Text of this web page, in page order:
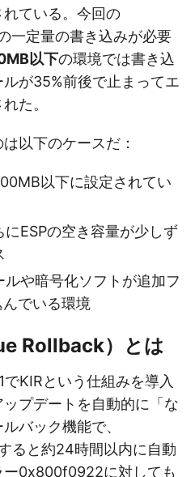
ている。今回の
一定量の書き込みが必要
以下の環境では書き込
が35%前後で止まってエ
た。
以下のケースだ：
以下に設定されてい
ESPの空き容量が少しず
や暗号化ソフトが追加フ
んでいる環境
Rollback）とは
KIRという仕組みを導入
プデートを自動的に「な
バック機能で、
ると約24時間以内に自動
ー0x800f0922に対しても